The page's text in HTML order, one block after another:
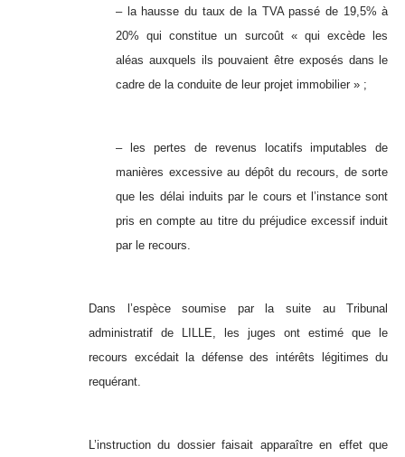
– la hausse du taux de la TVA passé de 19,5% à
20% qui constitue un surcoût « qui excède les
aléas auxquels ils pouvaient être exposés dans le
cadre de la conduite de leur projet immobilier » ;
– les pertes de revenus locatifs imputables de
manières excessive au dépôt du recours, de sorte
que les délai induits par le cours et l’instance sont
pris en compte au titre du préjudice excessif induit
par le recours.
Dans l’espèce soumise par la suite au Tribunal
administratif de LILLE, les juges ont estimé que le
recours excédait la défense des intérêts légitimes du
requérant.
L’instruction du dossier faisait apparaître en effet que